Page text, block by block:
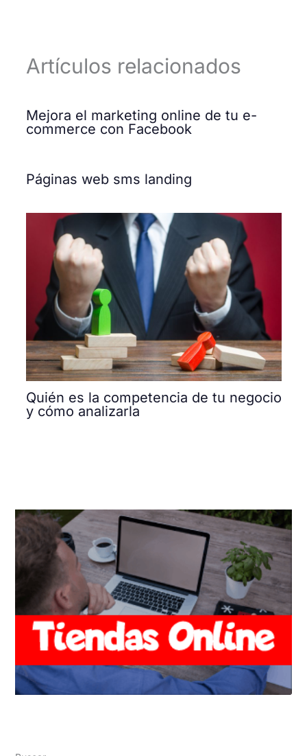
Artículos relacionados
Mejora el marketing online de tu e-
commerce con Facebook
Páginas web sms landing
Quién es la competencia de tu negocio
y cómo analizarla